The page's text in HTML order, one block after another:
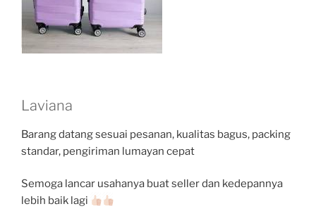
Laviana
Barang datang sesuai pesanan, kualitas bagus, packing
standar, pengiriman lumayan cepat
Semoga lancar usahanya buat seller dan kedepannya
lebih baik lagi